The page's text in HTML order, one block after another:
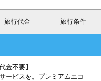
旅行代金 旅行条件
金不要】
ービスを。プレミアムエコ